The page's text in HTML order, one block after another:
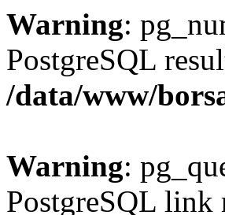
Warning:
PostgreSQL
/data/www/
Warning:
PostgreSQL link